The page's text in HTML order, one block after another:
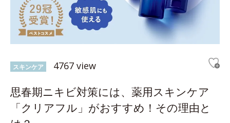
スキンケア 4767 view
思春期ニキビ対策には、薬用スキンケア
「クリアフル」がおすすめ！その理由と